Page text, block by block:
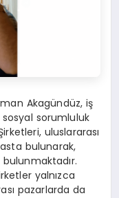
Akagündüz, iş
sosyal sorumluluk
uluslararası
bulunarak,
yalnızca
pazarlarda da